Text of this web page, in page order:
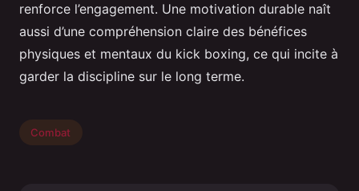
renforce l’engagement. Une motivation durable naît
aussi d’une compréhension claire des bénéfices
physiques et mentaux du kick boxing, ce qui incite à
garder la discipline sur le long terme.
Combat